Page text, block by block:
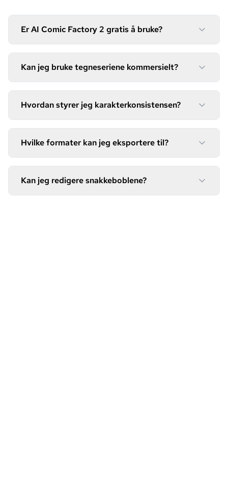
Er AI Comic Factory 2 gratis å bruke?
Kan jeg bruke tegneseriene kommersielt?
Hvordan styrer jeg karakterkonsistensen?
Hvilke formater kan jeg eksportere til?
Kan jeg redigere snakkeboblene?